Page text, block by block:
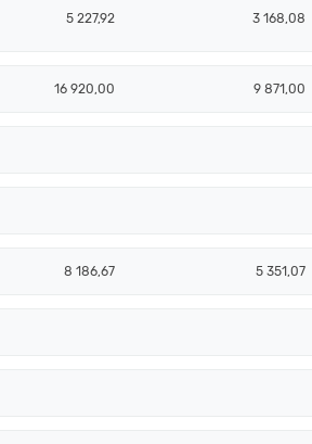
5 227,92 3 168,08
16 920,00 9 871,00
8 186,67 5 351,07